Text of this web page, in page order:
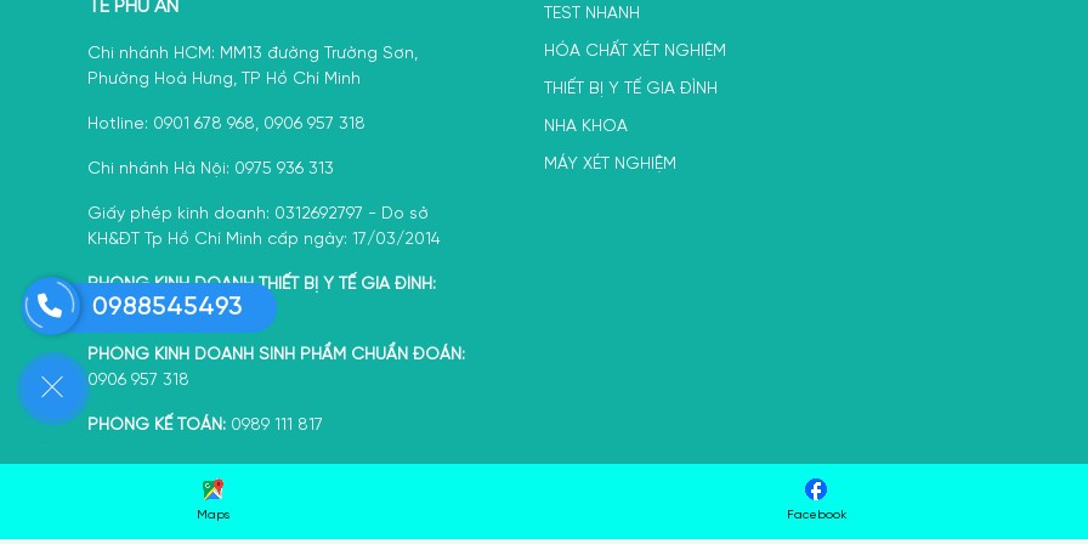
TẾ PHÚ AN
Chi nhánh HCM: MM13 đường Trường Sơn,
Phường Hoà Hưng, TP Hồ Chí Minh
Hotline: 0901 678 968, 0906 957 318
Chi nhánh Hà Nội: 0975 936 313
Giấy phép kinh doanh: 0312692797 - Do sở
KH&ĐT Tp Hồ Chí Minh cấp ngày: 17/03/2014
PHÒNG KINH DOANH THIẾT BỊ Y TẾ GIA ĐÌNH:
0388 092 072
PHÒNG KINH DOANH SINH PHẨM CHUẨN ĐOÁN:
0906 957 318
PHÒNG KẾ TOÁN: 0989 111 817
TEST NHANH
HÓA CHẤT XÉT NGHIỆM
THIẾT BỊ Y TẾ GIA ĐÌNH
NHA KHOA
MÁY XÉT NGHIỆM
0988545493
Maps Facebook